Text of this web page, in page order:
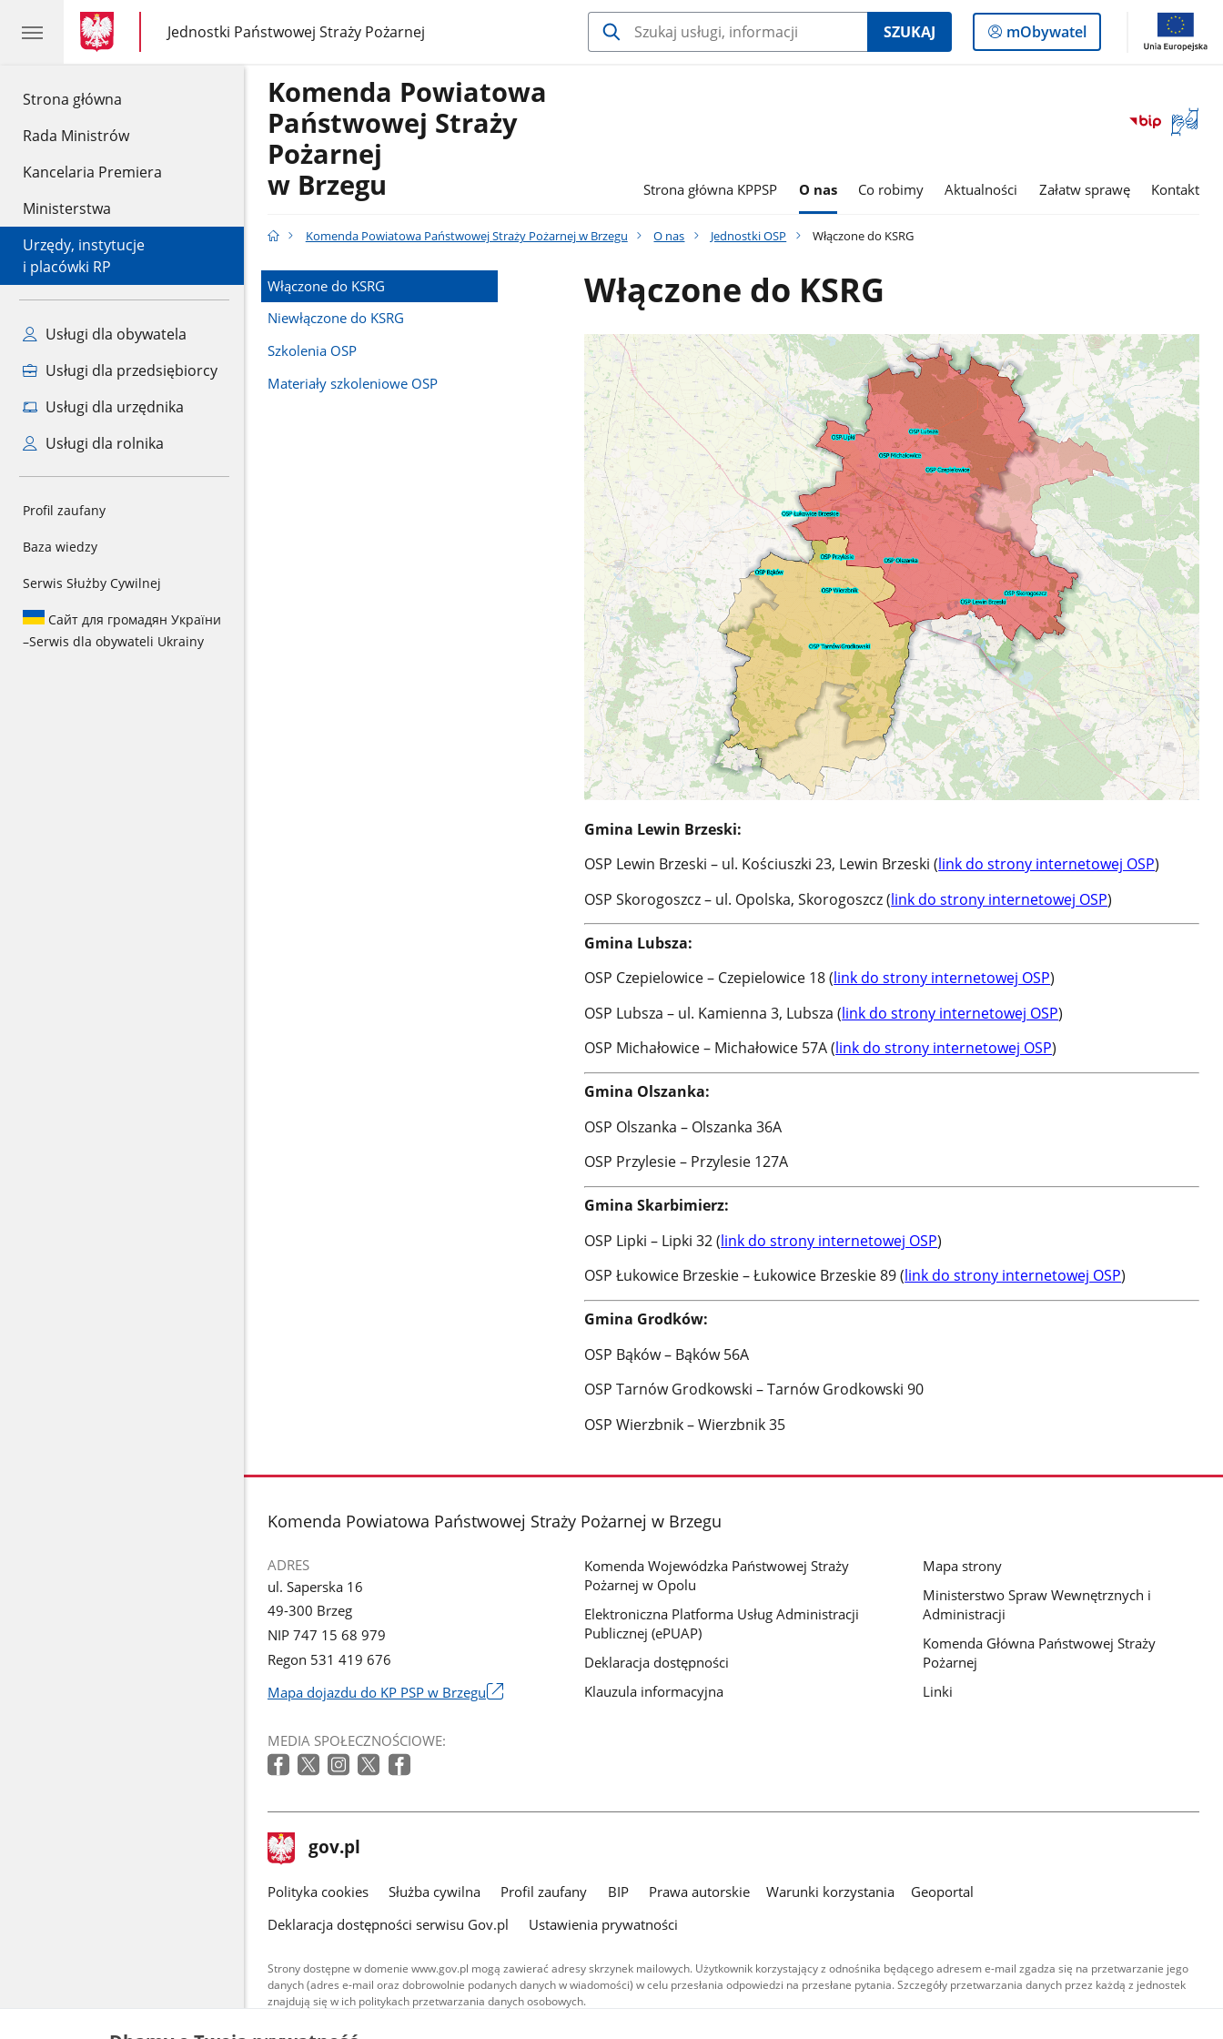
Strona główna
Rada Ministrów
Kancelaria Premiera
Ministerstwa
Urzędy, instytucje
i placówki RP
Usługi dla obywatela
Usługi dla przedsiębiorcy
Usługi dla urzędnika
Usługi dla rolnika
Profil zaufany
Baza wiedzy
Serwis Służby Cywilnej
Сайт для громадян України
–Serwis dla obywateli Ukrainy
gov.pl
gov.pl
Jednostki Państwowej Straży Pożarnej
gov.pl
Jednostki
Państwowej
SZUKAJ
Logowanie
do
mObywatel
Otwórz
okno
języka
Komenda Powiatowa
Państwowej Straży
Pożarnej
w Brzegu
Strona główna KPPSP O nas Co robimy Aktualności Załatw sprawę Kontakt
Komenda Powiatowa Państwowej Straży Pożarnej w Brzegu O nas Jednostki OSP Włączone do KSRG
Włączone do KSRG
Niewłączone do KSRG
Szkolenia OSP
Materiały szkoleniowe OSP
Włączone do KSRG
Gmina Lewin Brzeski:
OSP Lewin Brzeski – ul. Kościuszki 23, Lewin Brzeski (link do strony internetowej OSP)
OSP Skorogoszcz – ul. Opolska, Skorogoszcz (link do strony internetowej OSP)
Gmina Lubsza:
OSP Czepielowice – Czepielowice 18 (link do strony internetowej OSP)
OSP Lubsza – ul. Kamienna 3, Lubsza (link do strony internetowej OSP)
OSP Michałowice – Michałowice 57A (link do strony internetowej OSP)
Gmina Olszanka:
OSP Olszanka – Olszanka 36A
OSP Przylesie – Przylesie 127A
Gmina Skarbimierz:
OSP Lipki – Lipki 32 (link do strony internetowej OSP)
OSP Łukowice Brzeskie – Łukowice Brzeskie 89 (link do strony internetowej OSP)
Gmina Grodków:
OSP Bąków – Bąków 56A
OSP Tarnów Grodkowski – Tarnów Grodkowski 90
OSP Wierzbnik – Wierzbnik 35
stopka
Komenda Powiatowa Państwowej Straży Pożarnej w Brzegu
ADRES
ul. Saperska 16
49-300 Brzeg
NIP 747 15 68 979
Regon 531 419 676
Mapa dojazdu do KP PSP w Brzegu
się
w
MEDIA SPOŁECZNOŚCIOWE:
Komenda Wojewódzka Państwowej Straży
Pożarnej w Opolu
Elektroniczna Platforma Usług Administracji
Publicznej (ePUAP)
Deklaracja dostępności
Klauzula informacyjna
Mapa strony
Ministerstwo Spraw Wewnętrznych i
Administracji
Komenda Główna Państwowej Straży
Pożarnej
Linki
stopka
gov.pl Strona
gov.pl
gov.pl
Polityka cookies Służba cywilna Profil zaufany BIP Prawa autorskie Warunki korzystania
Geoportal
Deklaracja dostępności serwisu Gov.pl
Ustawienia prywatności
Strony dostępne w domenie www.gov.pl mogą zawierać adresy skrzynek mailowych. Użytkownik korzystający z odnośnika będącego adresem e-mail zgadza się na przetwarzanie jego
danych (adres e-mail oraz dobrowolnie podanych danych w wiadomości) w celu przesłania odpowiedzi na przesłane pytania. Szczegóły przetwarzania danych przez każdą z jednostek
znajdują się w ich politykach przetwarzania danych osobowych.
Treści tekstowe publikowane w serwisie (z wyłączeniem treści audiowizualnych), są